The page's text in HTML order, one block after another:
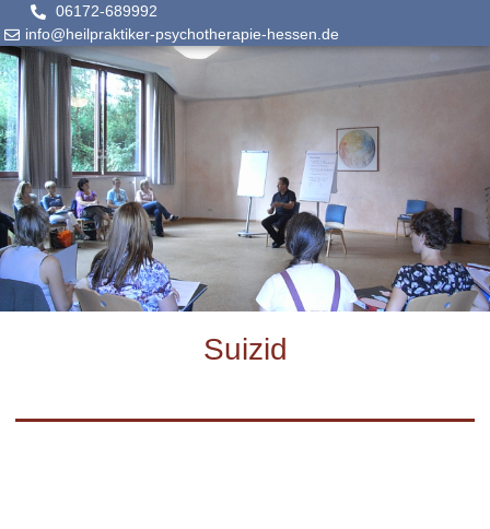
06172-689992
info@heilpraktiker-psychotherapie-hessen.de
Suizid